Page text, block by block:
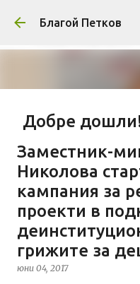
Пропускане към
Благой Петков
Добре
0
Заместник-
Николова
кампания за
проекти в
грижите за
юни 04, 2017